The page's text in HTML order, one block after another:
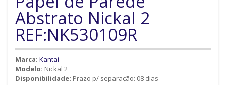
Abstrato Nickal 2
REF:NK530109R
Marca: Kantai
Modelo: Nickal 2
Disponibilidade: Prazo p/ separação: 08 dias